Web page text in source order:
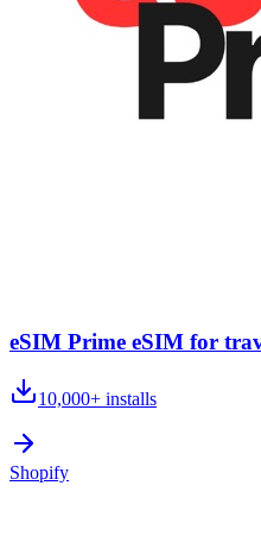
eSIM Prime eSIM for
10,000+ installs
Shopify